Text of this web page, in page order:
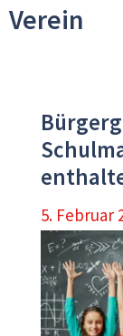
Verein
5. Februar